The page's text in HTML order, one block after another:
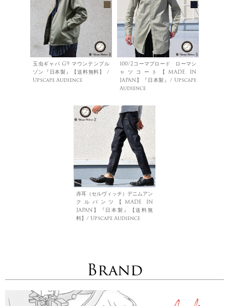
玉虫ギャバ G9 マウンテンブル
ゾン『日本製』【送料無料】 /
Upscape Audience
100/2コーマブロード ローマシ
ャツコート【MADE IN
JAPAN】『日本製』/ Upscape
Audience
赤耳（セルヴィッチ）デニムアン
クルパンツ【MADE IN
JAPAN】『日本製』【送料無
料】/ Upscape Audience
Brand